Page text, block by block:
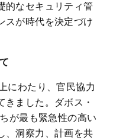
的なセキュリティ管
スが時代を決定づけ
にわたり、官民協力
ました。ダボス・
が最も緊急性の高い
、洞察力、計画を共